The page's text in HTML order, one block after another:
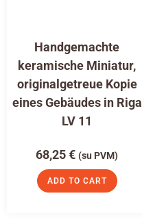
Handgemachte
keramische Miniatur,
originalgetreue Kopie
eines Gebäudes in Riga
LV 11
68,25€ (su PVM)
ADD TO CART